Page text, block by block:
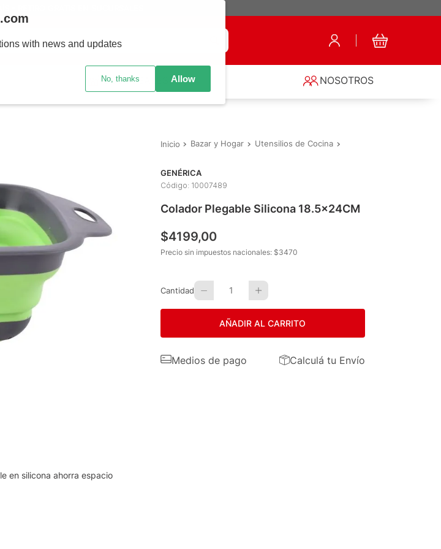
SUCURSALES NOSOTROS
en silicona ahorra espacio
Bazar y Hogar Utensilios de Cocina
GENÉRICA
Código: 10007489
Colador Plegable Silicona 18.5x24CM
$4199,00
Precio sin impuestos nacionales: $3470
Cantidad 1
AÑADIR AL CARRITO
Medios de pago Calculá tu Envío
with news and updates
No, thanks Allow